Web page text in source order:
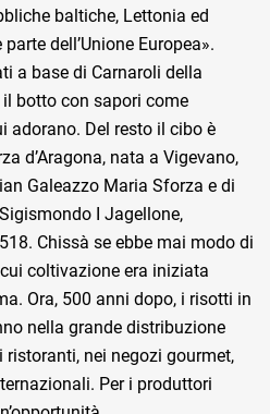
baltiche, Lettonia ed
dell’Unione Europea».
a base di Carnaroli della
botto con sapori come
adorano. Del resto il cibo è
d’Aragona, nata a Vigevano,
Galeazzo Maria Sforza e di
I Jagellone,
Chissà se ebbe mai modo di
coltivazione era iniziata
Ora, 500 anni dopo, i risotti in
nella grande distribuzione
nei negozi gourmet,
Per i produttori